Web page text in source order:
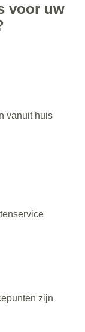
voor uw
vanuit huis
zijn